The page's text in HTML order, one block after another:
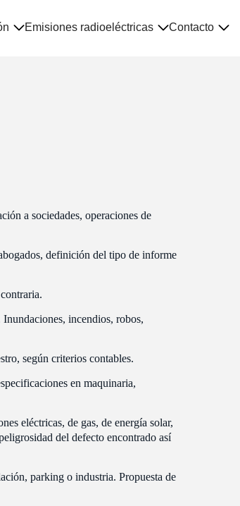
Emisiones radioeléctricas Contacto
a sociedades, operaciones de
definición del tipo de informe
Inundaciones, incendios, robos,
según criterios contables.
en maquinaria,
eléctricas, de gas, de energía solar,
del defecto encontrado así
parking o industria. Propuesta de